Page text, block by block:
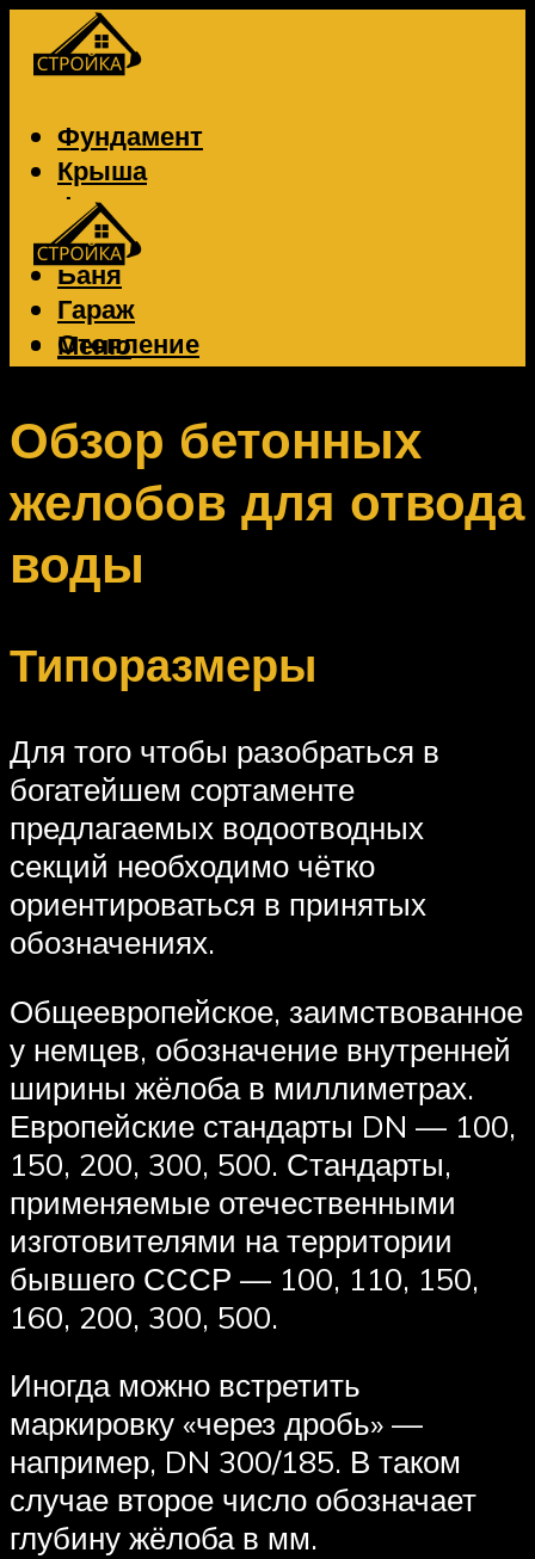
Фундамент
Крыша
Фасад
Забор
Баня
Гараж
Отопление
Вентиляция
Меню
Меню
Обзор бетонных
желобов для отвода
воды
Типоразмеры
Для того чтобы разобраться в
богатейшем сортаменте
предлагаемых водоотводных
секций необходимо чётко
ориентироваться в принятых
обозначениях.
Общеевропейское, заимствованное
у немцев, обозначение внутренней
ширины жёлоба в миллиметрах.
Европейские стандарты DN — 100,
150, 200, 300, 500. Стандарты,
применяемые отечественными
изготовителями на территории
бывшего СССР — 100, 110, 150,
160, 200, 300, 500.
Иногда можно встретить
маркировку «через дробь» —
например, DN 300/185. В таком
случае второе число обозначает
глубину жёлоба в мм.